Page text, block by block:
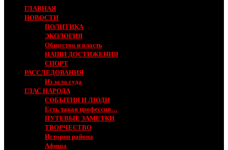
ГЛАВНАЯ
НОВОСТИ
ПОЛИТИКА
ЭКОЛОГИЯ
Общество и власть
НАШИ ДОСТИЖЕНИЯ
СПОРТ
РАССЛЕДОВАНИЯ
Из зала суда
ГЛАС НАРОДА
СОБЫТИЯ И ЛЮДИ
Есть такая профессия…
ПУТЕВЫЕ ЗАМЕТКИ
ТВОРЧЕСТВО
История района
Афиша